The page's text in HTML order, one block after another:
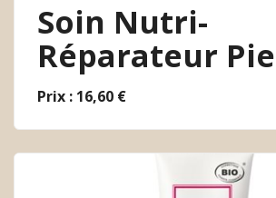
Soin Nutri-
Réparateur
Prix : 16,60 €